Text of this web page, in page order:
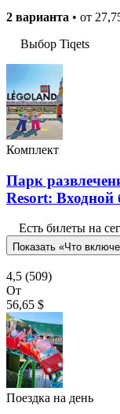
2 варианта • от
Выбор Tiqets
Комплект
Парк
Resort: Входной
Есть билеты на
Показать «Что
4,5 (509)
От
56,65 $
Поездка на день